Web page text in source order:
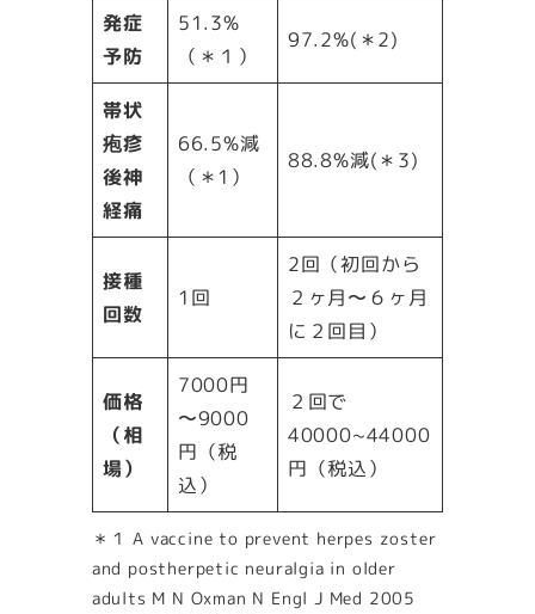
発症
予防
51.3%
（＊１）
97.2%(＊2)
帯状
疱疹
後神
経痛
66.5%減
（＊1）
88.8%減(＊3)
接種
回数
1回
2回（初回から
２ヶ月〜６ヶ月
に２回目）
価格
（相
場）
7000円
〜9000
円（税
込）
２回で
40000~44000
円（税込）
＊１ A vaccine to prevent herpes zoster
and postherpetic neuralgia in older
adults M N Oxman N Engl J Med 2005